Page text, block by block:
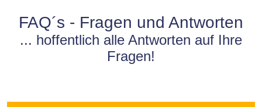
FAQ´s - Fragen und Antworten
... hoffentlich alle Antworten auf Ihre
Fragen!